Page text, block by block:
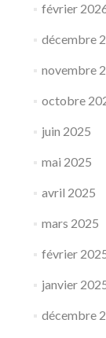
février
décembre
novembre
octobre
juin 2025
mai 2025
avril 2025
mars 2025
février
janvier
décembre